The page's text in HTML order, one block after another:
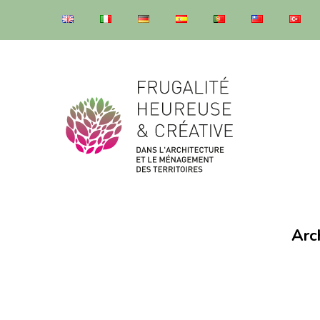
Frugalité dans l'architecture et le ménagement des territoires